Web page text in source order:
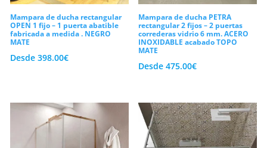
En primer lugar, los formatos
rectangulares destacan por ofrecer una
superficie interior holgada que multiplica
el bienestar durante la higiene diaria. Por
utilizada para sustituir las antiguas
bañeras por platos modernos sin perder
metros útiles. Además, las mamparas de
Mampara de ducha rectangular
OPEN 1 fijo – 1 puerta abatible
fabricada a medida . NEGRO
MATE
Desde 398.00€
Mampara de ducha PETRA
rectangular 2 fijos – 2 puertas
correderas vidrio 6 mm. ACERO
INOXIDABLE acabado TOPO
MATE
Desde475.00€